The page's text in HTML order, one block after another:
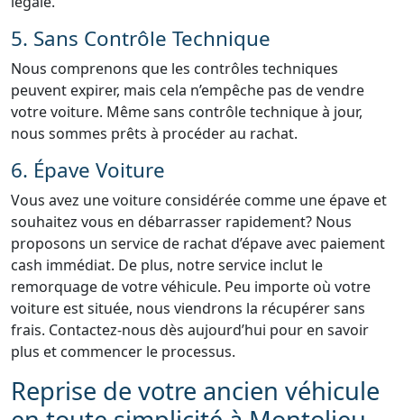
5. Sans Contrôle Technique
Nous comprenons que les contrôles techniques
peuvent expirer, mais cela n’empêche pas de vendre
votre voiture. Même sans contrôle technique à jour,
nous sommes prêts à procéder au rachat.
6. Épave Voiture
Vous avez une voiture considérée comme une épave et
souhaitez vous en débarrasser rapidement? Nous
proposons un service de rachat d’épave avec paiement
cash immédiat. De plus, notre service inclut le
remorquage de votre véhicule. Peu importe où votre
voiture est située, nous viendrons la récupérer sans
frais. Contactez-nous dès aujourd’hui pour en savoir
plus et commencer le processus.
Reprise de votre ancien véhicule